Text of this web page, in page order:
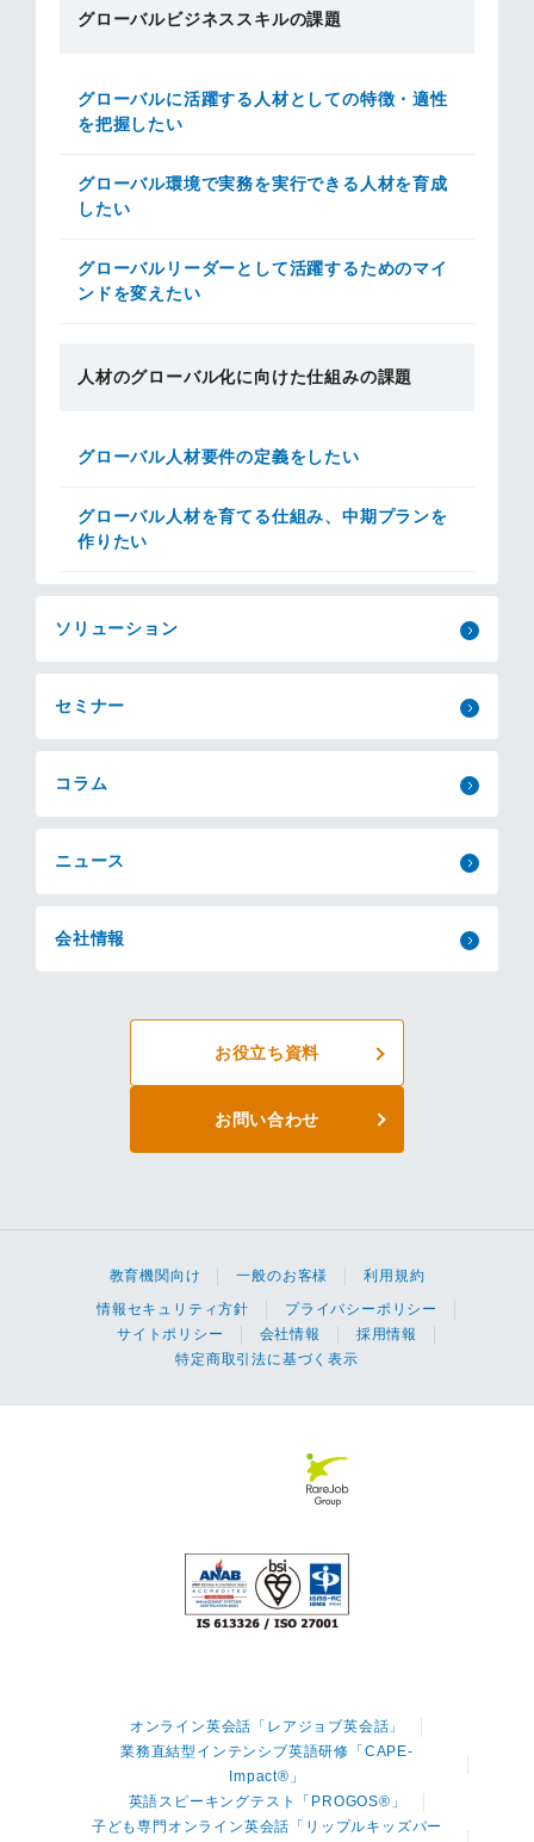
グローバルビジネススキルの課題
グローバルに活躍する人材としての特徴・適性
を把握したい
グローバル環境で実務を実行できる人材を育成
したい
グローバルリーダーとして活躍するためのマイ
ンドを変えたい
人材のグローバル化に向けた仕組みの課題
グローバル人材要件の定義をしたい
グローバル人材を育てる仕組み、中期プランを
作りたい
ソリューション
セミナー
コラム
ニュース
会社情報
お役立ち資料
お問い合わせ
教育機関向け 一般のお客様
利用規約
情報セキュリティ方針
プライバシーポリシー
サイトポリシー
会社情報
採用情報
特定商取引法に基づく表示
オンライン英会話「レアジョブ英会話」
業務直結型インテンシブ英語研修「CAPE-
Impact®」
英語スピーキングテスト「PROGOS®」
子ども専門オンライン英会話「リップルキッズパー